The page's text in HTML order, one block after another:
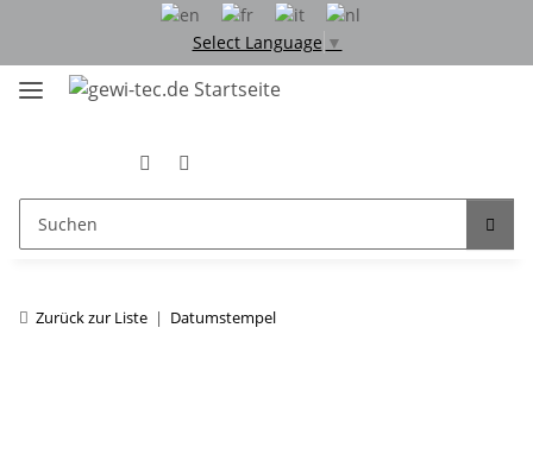
Select Language ▼
Zurück zur Liste Datumstempel